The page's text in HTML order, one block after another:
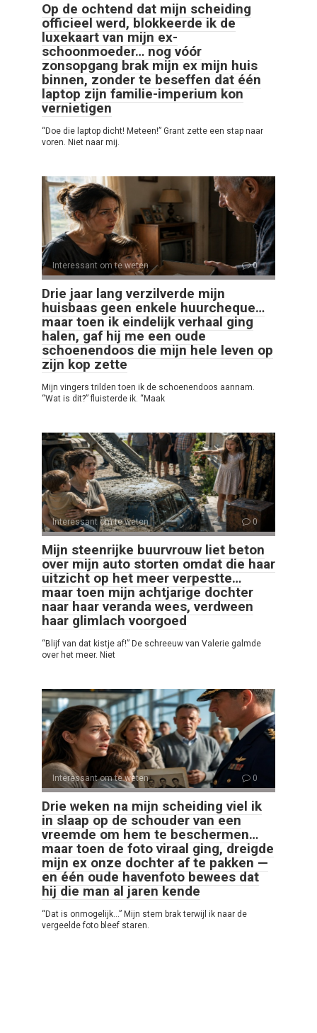
Op de ochtend dat mijn scheiding
officieel werd, blokkeerde ik de
luxekaart van mijn ex-
schoonmoeder… nog vóór
zonsopgang brak mijn ex mijn huis
binnen, zonder te beseffen dat één
laptop zijn familie-imperium kon
vernietigen
“Doe die laptop dicht! Meteen!” Grant zette een stap naar
voren. Niet naar mij.
Interessant om te weten 0
Drie jaar lang verzilverde mijn
huisbaas geen enkele huurcheque…
maar toen ik eindelijk verhaal ging
halen, gaf hij me een oude
schoenendoos die mijn hele leven op
zijn kop zette
Mijn vingers trilden toen ik de schoenendoos aannam.
“Wat is dit?” fluisterde ik. “Maak
Interessant om te weten 0
Mijn steenrijke buurvrouw liet beton
over mijn auto storten omdat die haar
uitzicht op het meer verpestte…
maar toen mijn achtjarige dochter
naar haar veranda wees, verdween
haar glimlach voorgoed
“Blijf van dat kistje af!” De schreeuw van Valerie galmde
over het meer. Niet
Interessant om te weten 0
Drie weken na mijn scheiding viel ik
in slaap op de schouder van een
vreemde om hem te beschermen…
maar toen de foto viraal ging, dreigde
mijn ex onze dochter af te pakken —
en één oude havenfoto bewees dat
hij die man al jaren kende
“Dat is onmogelijk…” Mijn stem brak terwijl ik naar de
vergeelde foto bleef staren.